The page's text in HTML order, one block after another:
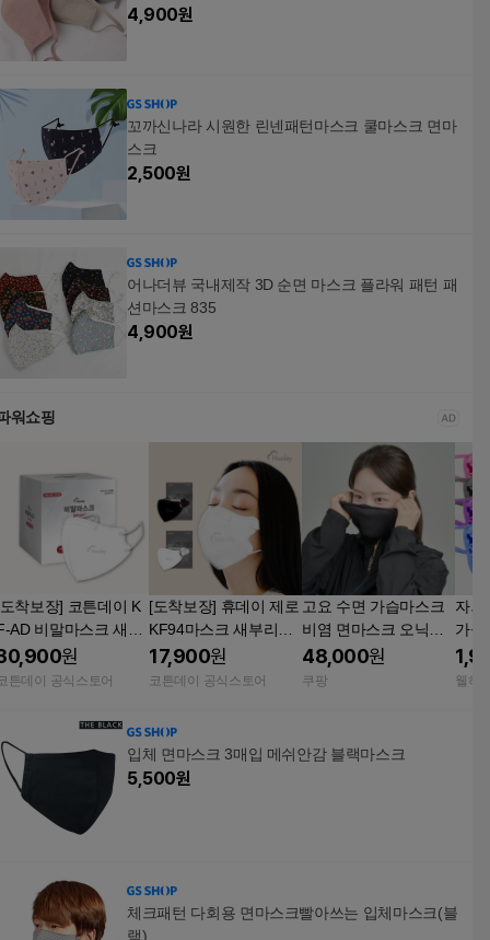
4,900원
꼬까신나라 시원한 린넨패턴마스크 쿨마스크 면마
스크
2,500원
어나더뷰 국내제작 3D 순면 마스크 플라워 패턴 패
션마스크 835
4,900원
워쇼핑
착보장] 코튼데이 K
AD 비말마스크 새부
형 L(대형), 화이트, 1
개
원
튼데이 공식스토어
[도착보장] 휴데이 제로
KF94마스크 새부리형
마스크 L(대형), 화이
트, 50개
17,900원
코튼데이 공식스토어
고요 수면 가습마스크
비염 면마스크 오닉스
블랙 1개 1세트
48,000원
쿠팡
자외
가을
면마
웰하
입체 면마스크 3매입 메쉬안감 블랙마스크
5,500원
체크패턴 다회용 면마스크빨아쓰는 입체마스크(블
랙)